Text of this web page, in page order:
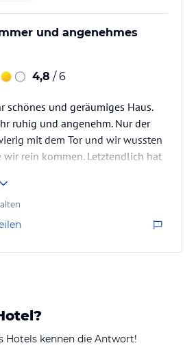
und angenehmes
4,8 / 6
schönes und geräumiges Haus.
ruhig und angenehm. Nur der
mit dem Tor und wir wussten
wir rein kommen. Letztendlich hat
Hotels kennen die Antwort!